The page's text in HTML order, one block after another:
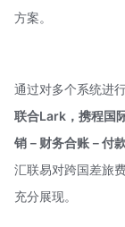
方案。
通过对多个系统进
联合Lark，携程国
销－财务合账－付
汇联易对跨国差旅
充分展现。